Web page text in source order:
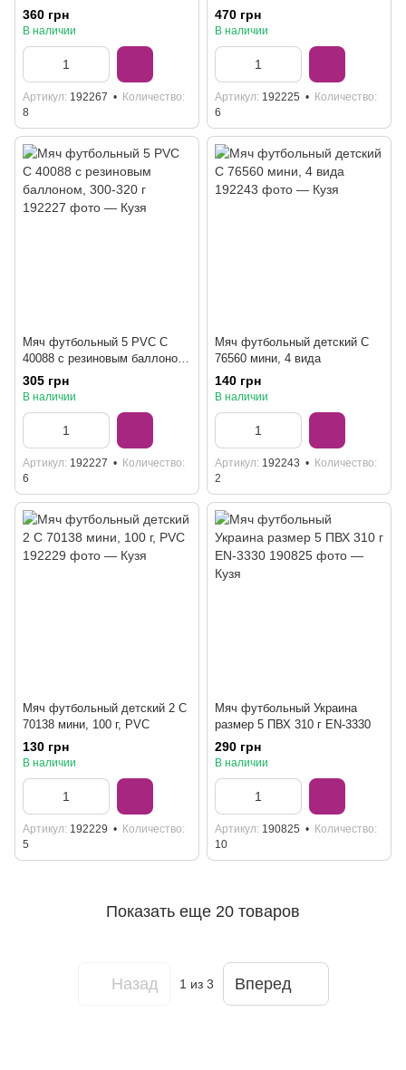
резиновый баллон, 4 вида
360 грн
В наличии
Артикул 192267
Количество
8
420 г
470 грн
В наличии
Артикул 192225
Количество
6
Мяч футбольный 5 PVC C
40088 с резиновым баллоном,
300-320 г
305 грн
В наличии
Артикул 192227
Количество
6
Мяч футбольный детский C
76560 мини, 4 вида
140 грн
В наличии
Артикул 192243
Количество
2
Мяч футбольный детский 2 C
70138 мини, 100 г, PVC
130 грн
В наличии
Артикул 192229
Количество
5
Мяч футбольный Украина
размер 5 ПВХ 310 г EN-3330
290 грн
В наличии
Артикул 190825
Количество
10
Показать еще 20 товаров
Назад 1 из 3 Вперед